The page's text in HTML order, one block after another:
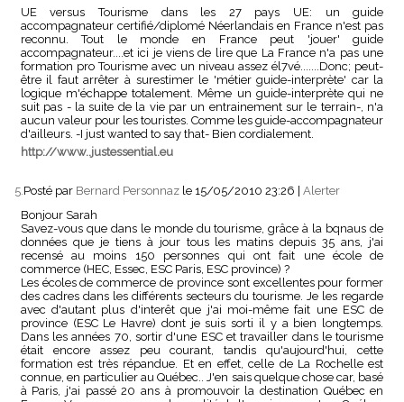
UE versus Tourisme dans les 27 pays UE: un guide
accompagnateur certifié/diplomé Néerlandais en France n'est pas
reconnu. Tout le monde en France peut 'jouer' guide
accompagnateur....et ici je viens de lire que La France n'a pas une
formation pro Tourisme avec un niveau assez él7vé.......Donc; peut-
être il faut arrêter à surestimer le 'métier guide-interprète' car la
logique m'échappe totalement. Même un guide-interprète qui ne
suit pas - la suite de la vie par un entrainement sur le terrain-, n'a
aucun valeur pour les touristes. Comme les guide-accompagnateur
d'ailleurs. -I just wanted to say that- Bien cordialement.
http://www..justessential.eu
5.Posté par Bernard Personnaz le 15/05/2010 23:26
Alerter
Bonjour Sarah
Savez-vous que dans le monde du tourisme, grâce à la bqnaus de
données que je tiens à jour tous les matins depuis 35 ans, j'ai
recensé au moins 150 personnes qui ont fait une école de
commerce (HEC, Essec, ESC Paris, ESC province) ?
Les écoles de commerce de province sont excellentes pour former
des cadres dans les différents secteurs du tourisme. Je les regarde
avec d'autant plus d'interêt que j'ai moi-même fait une ESC de
province (ESC Le Havre) dont je suis sorti il y a bien longtemps.
Dans les années 70, sortir d'une ESC et travailler dans le tourisme
était encore assez peu courant, tandis qu'aujourd'hui, cette
formation est très répandue. Et en effet, celle de La Rochelle est
connue, en particulier au Québec.. J'en sais quelque chose car, basé
à Paris, j'ai passé 20 ans à promouvoir la destination Québec en